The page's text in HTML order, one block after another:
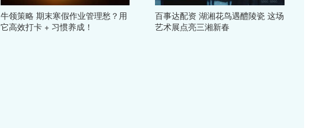
牛领策略 期末寒假作业管理愁？用
它高效打卡 + 习惯养成！
百事达配资 湖湘花鸟遇醴陵瓷 这场
艺术展点亮三湘新春